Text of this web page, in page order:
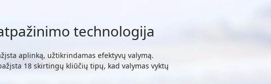
technologija
aplinką, užtikrindamas efektyvų valymą.
18 skirtingų kliūčių tipų, kad valymas vyktų